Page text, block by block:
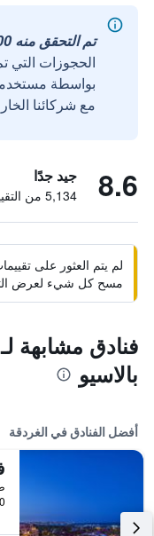
تم التحقق منه 100%
الحجوزات التي
مع شركائنا
8.6 جيد جدًا
5,134 من التقييمات تم التحقق منها
لم يتم العثور على
مسح كل شيء لعرض
فنادق مشابهة
بالاسيو
أفضل الفنادق في الغردقة
0.0